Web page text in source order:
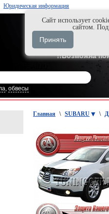
Юридическая информация
Нажми и
+7-929-495-
!!Возможна
, обвесы
Главная \ SUBARU \
Cайт использует
сайтом.
Принять